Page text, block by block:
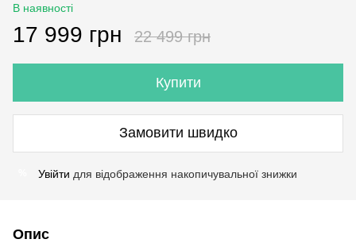
В наявності
17 999 грн 22 499 грн
Купити
Замовити швидко
Увійти для відображення накопичувальної знижки
Опис